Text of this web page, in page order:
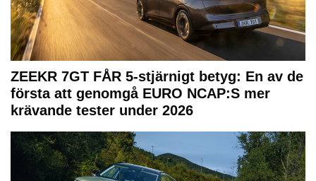
ZEEKR 7GT FÅR 5-stjärnigt betyg: En av de
första att genomgå EURO NCAP:S mer
krävande tester under 2026